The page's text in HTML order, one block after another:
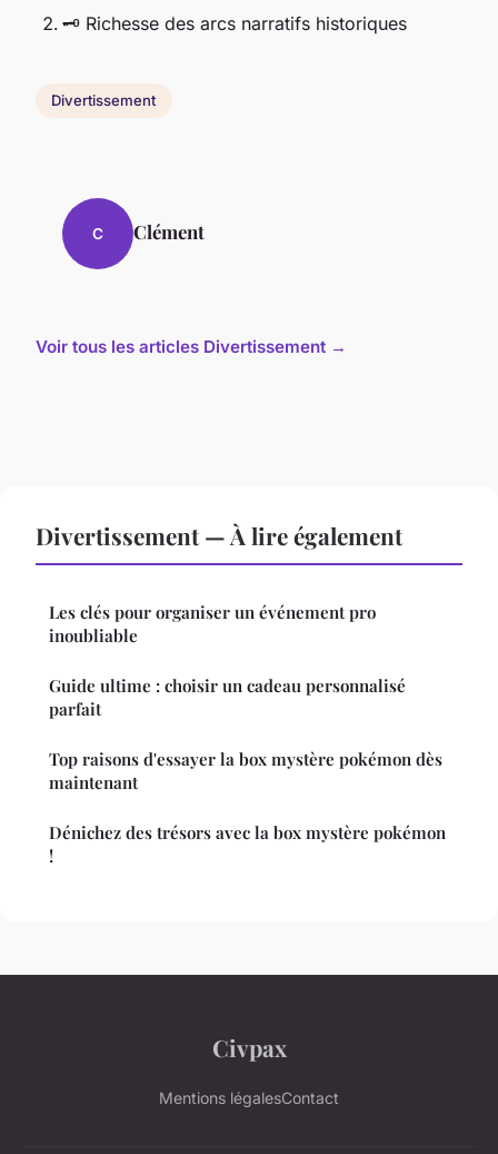
🗝️ Richesse des arcs narratifs historiques
Divertissement
C Clément
Voir tous les articles Divertissement →
Divertissement — À lire également
Les clés pour organiser un événement pro
inoubliable
Guide ultime : choisir un cadeau personnalisé
parfait
Top raisons d'essayer la box mystère pokémon dès
maintenant
Dénichez des trésors avec la box mystère pokémon
!
Civpax
Mentions légalesContact